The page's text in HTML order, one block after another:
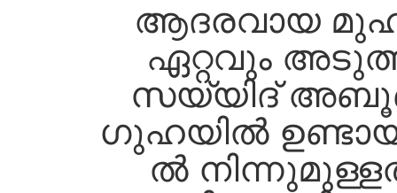
ആദരവായ
ഏറ്റവും
സയ്യിദ്‌
ഗുഹയില്‍
ല്‍